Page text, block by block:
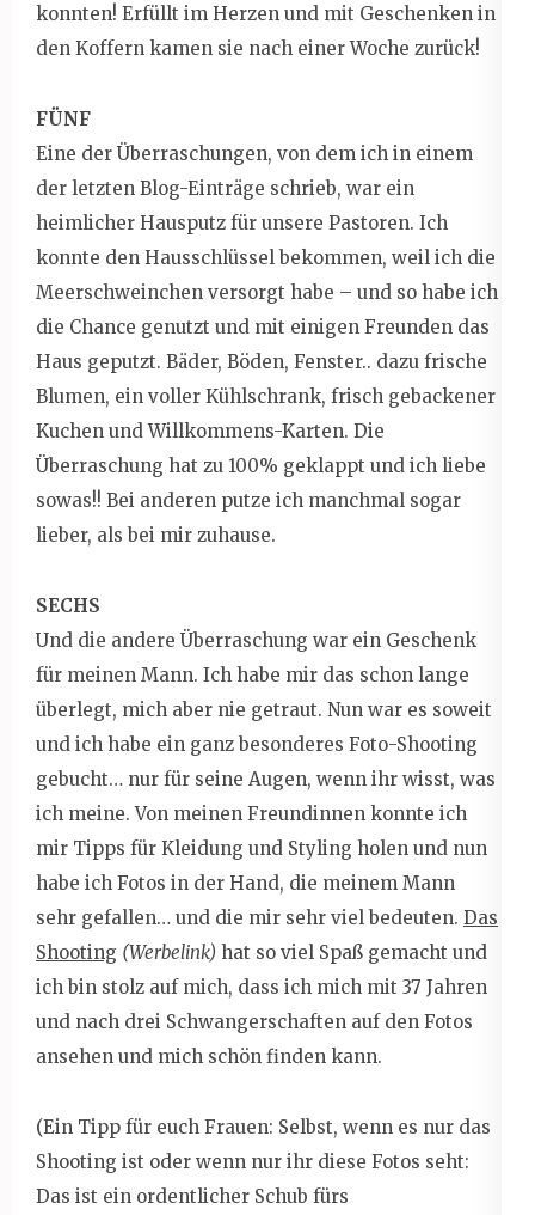
konnten! Erfüllt im Herzen und mit Geschenken in
den Koffern kamen sie nach einer Woche zurück!
FÜNF
Eine der Überraschungen, von dem ich in einem
der letzten Blog-Einträge schrieb, war ein
heimlicher Hausputz für unsere Pastoren. Ich
konnte den Hausschlüssel bekommen, weil ich die
Meerschweinchen versorgt habe – und so habe ich
die Chance genutzt und mit einigen Freunden das
Haus geputzt. Bäder, Böden, Fenster.. dazu frische
Blumen, ein voller Kühlschrank, frisch gebackener
Kuchen und Willkommens-Karten. Die
Überraschung hat zu 100% geklappt und ich liebe
sowas!! Bei anderen putze ich manchmal sogar
lieber, als bei mir zuhause.
SECHS
Und die andere Überraschung war ein Geschenk
für meinen Mann. Ich habe mir das schon lange
überlegt, mich aber nie getraut. Nun war es soweit
und ich habe ein ganz besonderes Foto-Shooting
gebucht… nur für seine Augen, wenn ihr wisst, was
ich meine. Von meinen Freundinnen konnte ich
mir Tipps für Kleidung und Styling holen und nun
habe ich Fotos in der Hand, die meinem Mann
sehr gefallen… und die mir sehr viel bedeuten. Das
Shooting (Werbelink) hat so viel Spaß gemacht und
ich bin stolz auf mich, dass ich mich mit 37 Jahren
und nach drei Schwangerschaften auf den Fotos
ansehen und mich schön finden kann.
(Ein Tipp für euch Frauen: Selbst, wenn es nur das
Shooting ist oder wenn nur ihr diese Fotos seht:
Das ist ein ordentlicher Schub fürs